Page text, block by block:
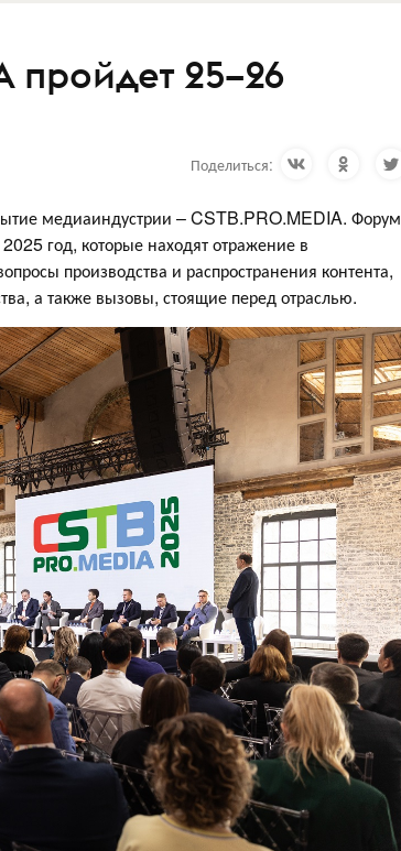
пройдет 25–26
Поделиться:
медиаиндустрии – CSTB.PRO.MEDIA. Форум
год, которые находят отражение в
производства и распространения контента,
а также вызовы, стоящие перед отраслью.